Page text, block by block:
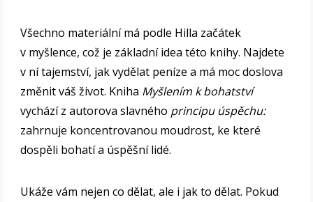
Všechno materiální má podle Hilla začátek
v myšlence, což je základní idea této knihy. Najdete
v ní tajemství, jak vydělat peníze a má moc doslova
změnit váš život. Kniha Myšlením k bohatství
vychází z autorova slavného principu úspěchu:
zahrnuje koncentrovanou moudrost, ke které
dospěli bohatí a úspěšní lidé.
Ukáže vám nejen co dělat, ale i jak to dělat. Pokud